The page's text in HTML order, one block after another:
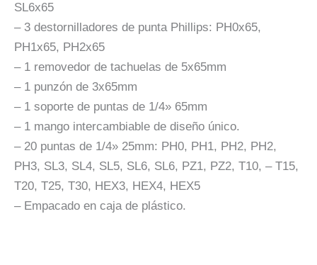
SL6x65
– 3 destornilladores de punta Phillips: PH0x65,
PH1x65, PH2x65
– 1 removedor de tachuelas de 5x65mm
– 1 punzón de 3x65mm
– 1 soporte de puntas de 1/4» 65mm
– 1 mango intercambiable de diseño único.
– 20 puntas de 1/4» 25mm: PH0, PH1, PH2, PH2,
PH3, SL3, SL4, SL5, SL6, SL6, PZ1, PZ2, T10, – T15,
T20, T25, T30, HEX3, HEX4, HEX5
– Empacado en caja de plástico.